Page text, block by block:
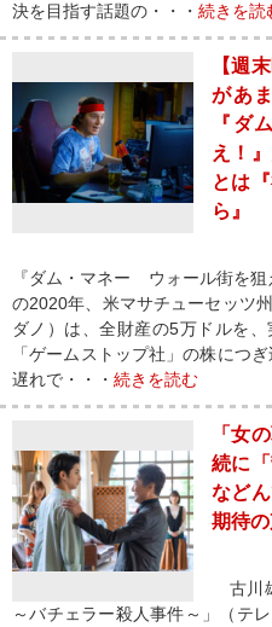
決を目指す話題の・・・ 続きを読
【週
があ
『ダ
え！
とは
ら』
『ダム・マネー ウォール街を
の2020年、米マサチューセッツ
ダノ）は、全財産の5万ドルを
「ゲームストップ社」の株につ
遅れで・・・ 続きを読む
「女
続に
など
期待
古川
～バチェラー殺人事件～」（テ